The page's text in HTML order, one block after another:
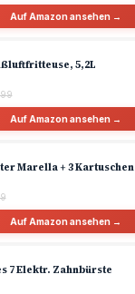
Auf Amazon ansehen →
5,2L
Auf Amazon ansehen →
Marella + 3 Kartuschen
Auf Amazon ansehen →
7 Elektr. Zahnbürste